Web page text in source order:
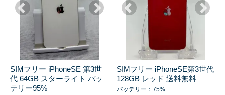
SIMフリー iPhoneSE 第3世
代 64GB スターライト バッ
テリー95%
SIMフリー iPhoneSE第3世代
128GB レッド 送料無料
バッテリー：75%